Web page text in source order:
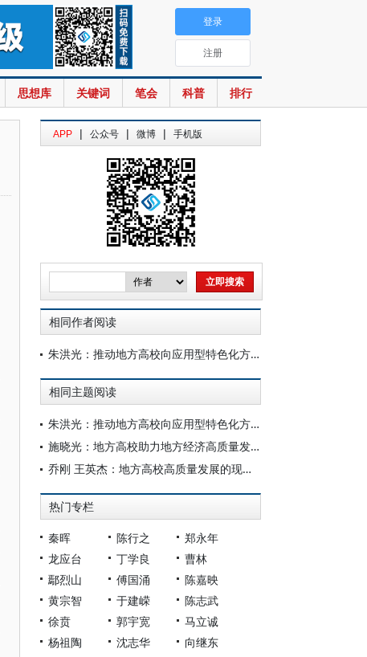
思想库 关键词 笔会 科普 排行
登录
注册
APP | 公众号 | 微博 | 手机版
相同作者阅读
朱洪光：推动地方高校向应用型特色化方向发展
相同主题阅读
朱洪光：推动地方高校向应用型特色化方向发展
施晓光：地方高校助力地方经济高质量发展的探索
乔刚 王英杰：地方高校高质量发展的现实境遇与基本策略
热门专栏
秦晖 陈行之
郑永年
龙应台
丁学良
曹林
鄢烈山
傅国涌
陈嘉映
黄宗智
于建嵘
陈志武
徐贲
郭宇宽
马立诚
杨祖陶
沈志华
向继东